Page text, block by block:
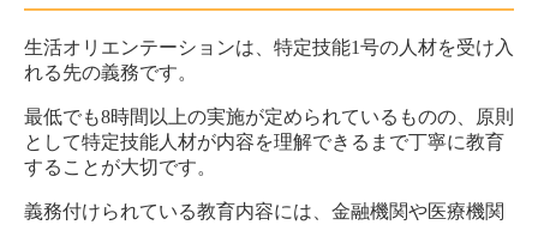
生活オリエンテーションは、特定技能1号の人材を受け入
れる先の義務です。
最低でも8時間以上の実施が定められているものの、原則
として特定技能人材が内容を理解できるまで丁寧に教育
することが大切です。
義務付けられている教育内容には、金融機関や医療機関